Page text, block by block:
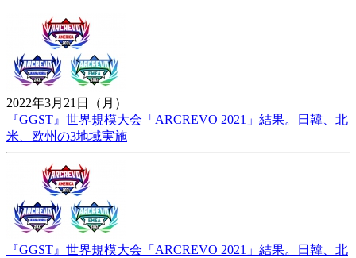
2022年3月21日（月）
『GGST』世界規模大会「ARCREVO 2021」結果。日韓、北
米、欧州の3地域実施
『GGST』世界規模大会「ARCREVO 2021」結果。日韓、北